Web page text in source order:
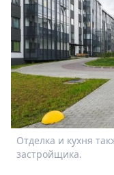
Отделка и кухня
застройщика.